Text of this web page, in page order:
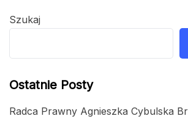
Szukaj
Ostatnie Posty
Radca Prawny Agnieszka Cybulska